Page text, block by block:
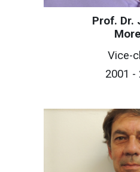
Prof. Dr.
Vice-
2001 -